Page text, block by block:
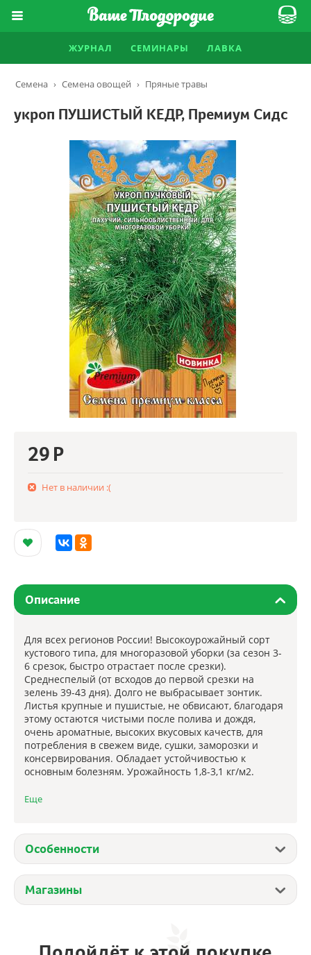
ЖУРНАЛ СЕМИНАРЫ ЛАВКА
Семена › Семена овощей › Пряные травы
укроп ПУШИСТЫЙ КЕДР, Премиум Сидс
29 Р
Нет в наличии :(
Описание
Для всех регионов России! Высокоурожайный сорт
кустового типа, для многоразовой уборки (за сезон 3-
6 срезок, быстро отрастает после срезки).
Среднеспелый (от всходов до первой срезки на
зелень 39-43 дня). Долго не выбрасывает зонтик.
Листья крупные и пушистые, не обвисают, благодаря
этому остаются чистыми после полива и дождя,
очень ароматные, высоких вкусовых качеств, для
потребления в свежем виде, сушки, заморозки и
консервирования. Обладает устойчивостью к
основным болезням. Урожайность 1,8-3,1 кг/м2.
Агротехника:
Так же посев можно проводить в несколько сроков за
сезон. Семена укропа высевают в подготовленную
день. Уход за посевами состоит в рыхлении
междурядий, поливе и подкормке комплексным
удобрением. Для получения более ранней зелени в
Еще
Особенности
Магазины